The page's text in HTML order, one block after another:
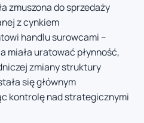
zmuszona do sprzedaży
z cynkiem
handlu surowcami –
miała uratować płynność,
zmiany struktury
się głównym
kontrolę nad strategicznymi